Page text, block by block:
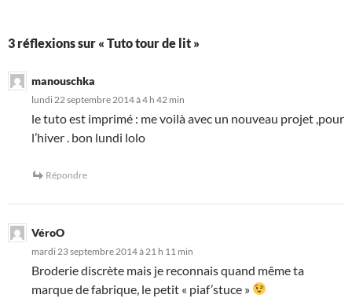
3 réflexions sur « Tuto tour de lit »
manouschka
lundi 22 septembre 2014 à 4 h 42 min
le tuto est imprimé : me voilà avec un nouveau projet ,pour
l’hiver . bon lundi lolo
Répondre
VéroO
mardi 23 septembre 2014 à 21 h 11 min
Broderie discrète mais je reconnais quand même ta
marque de fabrique, le petit « piaf’stuce »